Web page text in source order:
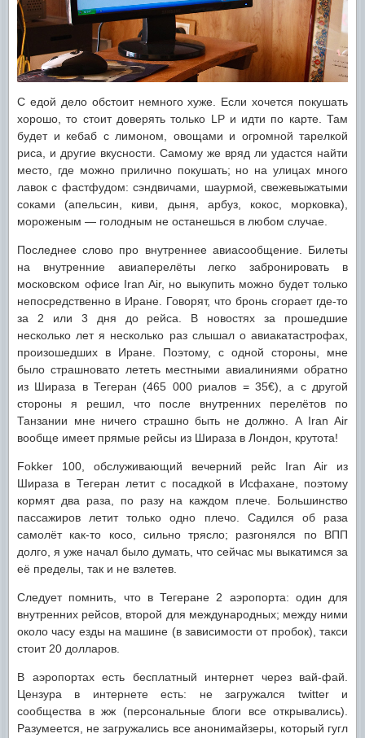
С едой дело обстоит немного хуже. Если хочется покушать
хорошо, то стоит доверять только LP и идти по карте. Там
будет и кебаб с лимоном, овощами и огромной тарелкой
риса, и другие вкусности. Самому же вряд ли удастся найти
место, где можно прилично покушать; но на улицах много
лавок с фастфудом: сэндвичами, шаурмой, свежевыжатыми
соками (апельсин, киви, дыня, арбуз, кокос, морковка),
мороженым — голодным не останешься в любом случае.
Последнее слово про внутреннее авиасообщение. Билеты
на внутренние авиаперелёты легко забронировать в
московском офисе Iran Air, но выкупить можно будет только
непосредственно в Иране. Говорят, что бронь сгорает где-то
за 2 или 3 дня до рейса. В новостях за прошедшие
несколько лет я несколько раз слышал о авиакатастрофах,
произошедших в Иране. Поэтому, с одной стороны, мне
было страшновато лететь местными авиалиниями обратно
из Шираза в Тегеран (465 000 риалов = 35€), а с другой
стороны я решил, что после внутренних перелётов по
Танзании мне ничего страшно быть не должно. А Iran Air
вообще имеет прямые рейсы из Шираза в Лондон, крутота!
Fokker 100, обслуживающий вечерний рейс Iran Air из
Шираза в Тегеран летит с посадкой в Исфахане, поэтому
кормят два раза, по разу на каждом плече. Большинство
пассажиров летит только одно плечо. Садился об раза
самолёт как-то косо, сильно трясло; разгонялся по ВПП
долго, я уже начал было думать, что сейчас мы выкатимся за
её пределы, так и не взлетев.
Следует помнить, что в Тегеране 2 аэропорта: один для
внутренних рейсов, второй для международных; между ними
около часу езды на машине (в зависимости от пробок), такси
стоит 20 долларов.
В аэропортах есть бесплатный интернет через вай-фай.
Цензура в интернете есть: не загружался twitter и
сообщества в жж (персональные блоги все открывались).
Разумеется, не загружались все анонимайзеры, который гугл